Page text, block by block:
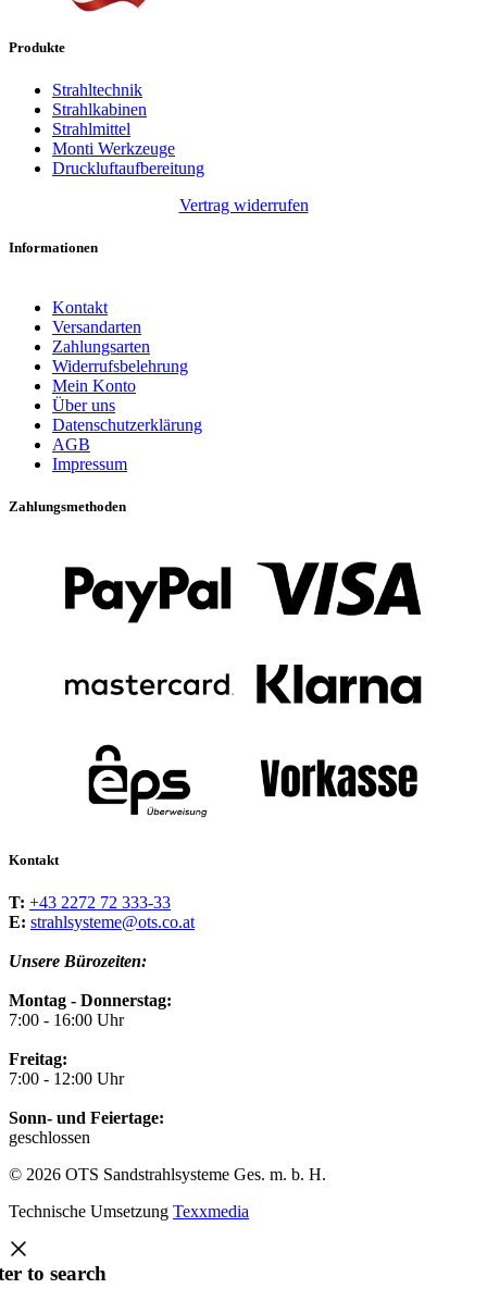
Produkte
Strahltechnik
Strahlkabinen
Strahlmittel
Monti Werkzeuge
Druckluftaufbereitung
Vertrag widerrufen
Informationen
Kontakt
Versandarten
Zahlungsarten
Widerrufsbelehrung
Mein Konto
Über uns
Datenschutzerklärung
AGB
Impressum
Zahlungsmethoden
Kontakt
T: +43 2272 72 333-33
E: strahlsysteme@ots.co.at
Unsere Bürozeiten:
Montag - Donnerstag:
7:00 - 16:00 Uhr
Freitag:
7:00 - 12:00 Uhr
Sonn- und Feiertage:
geschlossen
© 2026 OTS Sandstrahlsysteme Ges. m. b. H.
Technische Umsetzung Texxmedia
to search